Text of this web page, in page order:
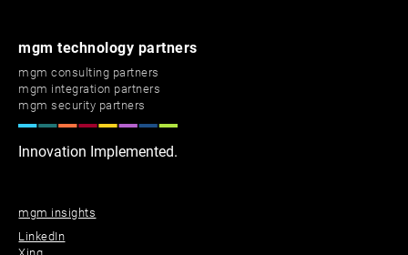
mgm insights
LinkedIn
mgm technology partners
mgm consulting partners
mgm integration partners
mgm security partners
Innovation Implemented.